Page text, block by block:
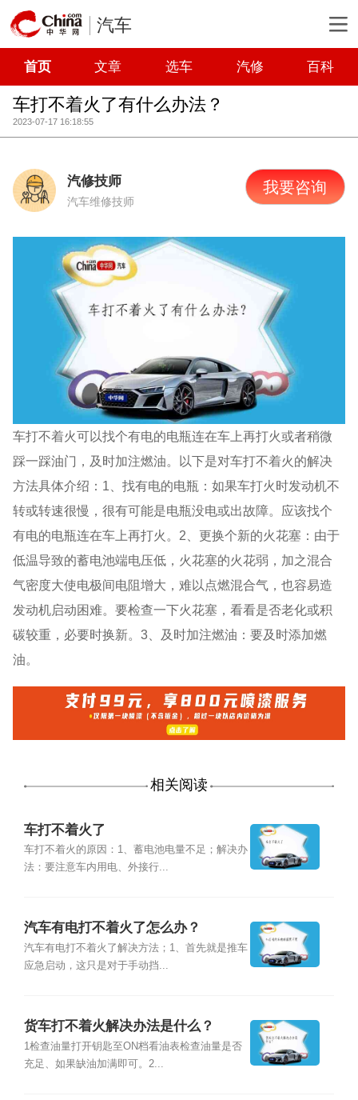
汽车
首页 文章 选车 汽修 百科
车打不着火了有什么办法？
2023-07-17 16:18:55
汽修技师
汽车维修技师
我要咨询
车打不着火可以找个有电的电瓶连在车上再打火或者稍微
踩一踩油门，及时加注燃油。以下是对车打不着火的解决
方法具体介绍：1、找有电的电瓶：如果车打火时发动机不
转或转速很慢，很有可能是电瓶没电或出故障。应该找个
有电的电瓶连在车上再打火。2、更换个新的火花塞：由于
低温导致的蓄电池端电压低，火花塞的火花弱，加之混合
气密度大使电极间电阻增大，难以点燃混合气，也容易造
发动机启动困难。要检查一下火花塞，看看是否老化或积
碳较重，必要时换新。3、及时加注燃油：要及时添加燃
油。
相关阅读
车打不着火了
车打不着火的原因：1、蓄电池电量不足；解决办
法：要注意车内用电、外接行...
汽车有电打不着火了怎么办？
汽车有电打不着火了解决方法；1、首先就是推车
应急启动，这只是对于手动挡...
货车打不着火解决办法是什么？
1检查油量打开钥匙至ON档看油表检查油量是否
充足、如果缺油加满即可。2...